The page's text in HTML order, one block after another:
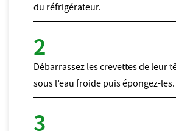
du réfrigérateur.
Débarrassez les crevettes de leur
sous l’eau froide puis épongez-les.